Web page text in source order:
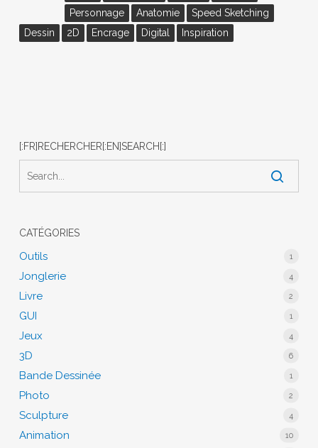
Personnage
Anatomie
Speed Sketching
Dessin
2D Encrage Digital Inspiration
[:FR]RECHERCHER[:EN]SEARCH[:]
CATÉGORIES
Outils 1
Jonglerie 4
Livre 2
GUI 1
Jeux 4
3D 6
Bande Dessinée 1
Photo 2
Sculpture 4
Animation 10